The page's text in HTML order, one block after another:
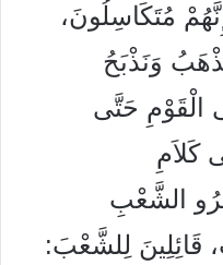
مُتَكَاسِلُونَ،
وَنَذْبَحُ
عَلَى الْقَوْمِ حَتَّى
كَلاَمِ
مُسَخِّرُو الشَّعْبِ
قَائِلِينَ لِلشَّعْبَ: